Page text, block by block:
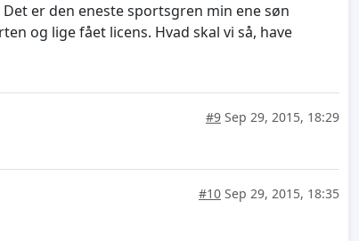
er den eneste sportsgren min ene søn
og lige fået licens. Hvad skal vi så, have
#9 Sep 29, 2015, 18:29
#10 Sep 29, 2015, 18:35